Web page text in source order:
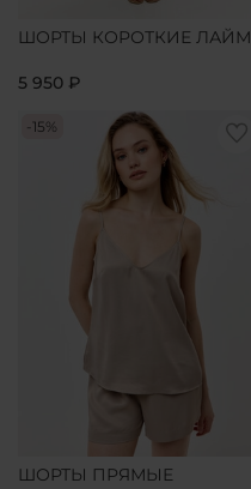
ШОРТЫ КОРОТКИЕ ЛАЙМ
5 950 ₽
-15%
ШОРТЫ ПРЯМЫЕ